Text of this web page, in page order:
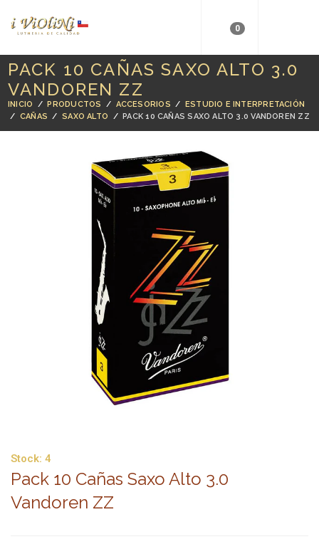
0
PACK 10 CAÑAS SAXO ALTO 3.0
VANDOREN ZZ
INICIO /PRODUCTOS / ACCESORIOS / ESTUDIO E INTERPRETACIÓN
/ CAÑAS /SAXO ALTO /PACK 10 CAÑAS SAXO ALTO 3.0 VANDOREN ZZ
Stock: 4
Pack 10 Cañas Saxo Alto 3.0
Vandoren ZZ